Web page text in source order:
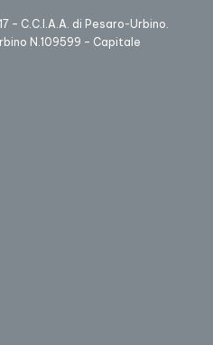
– C.C.I.A.A. di Pesaro-Urbino.
N.109599 – Capitale